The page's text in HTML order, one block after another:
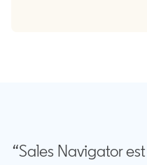
“Sales Navigator